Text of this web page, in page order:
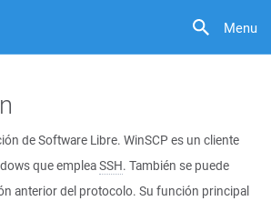
Menu
de Software Libre. WinSCP es un cliente
que empleaSSH. También se puede
anterior del protocolo. Su función principal